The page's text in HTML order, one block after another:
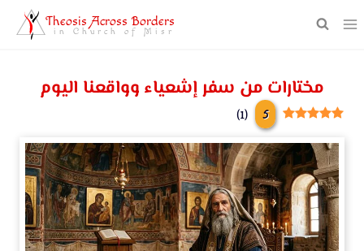
Theosis Across Borders
in Church of Misr
مختارات من سفر إشعياء وواقعنا اليوم
5
(
1
)